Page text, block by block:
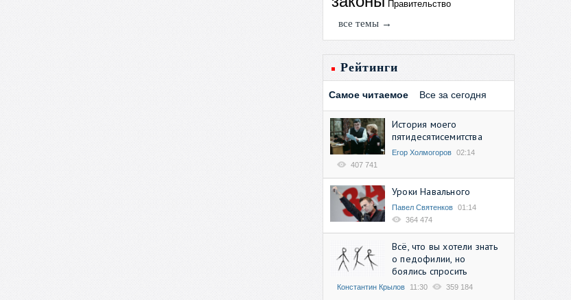
Правительство
все темы →
Рейтинги
Самое читаемое Все за сегодня
История моего
пятидесятисемитства
Егор Холмогоров 02:14
407 741
Уроки Навального
Павел Святенков 01:14
364 474
Всё, что вы хотели знать
о педофилии, но
боялись спросить
Константин Крылов 11:30 359 184